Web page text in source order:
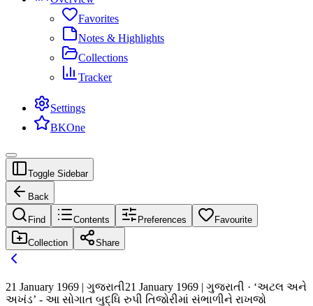
Favorites
Notes & Highlights
Collections
Tracker
Settings
BKOne
Toggle Sidebar
Back
Find Contents Preferences Favourite
Collection Share
21 January 1969 | ગુજરાતી21 January 1969 | ગુજરાતી · ‘અટલ અને
અખંડ’ - આ સોગાત બુદ્ધિ રુપી તિજોરીમાં સંભાળીને રાખજો